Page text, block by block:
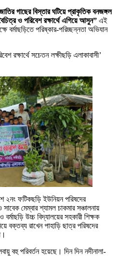
গাছের বিস্তার ঘটিয়ে প্রাকৃতিক বনজঙ্গল
ও পরিবেশ রক্ষার্থে এগিয়ে আসুন” এই
বর্মাছড়িতে পরিষ্কার-পরিচ্ছন্নতা অভিযান
সচেতন লক্ষীছড়ি এলাকাবাসী’
২নং ফটিকছড়ি ইউনিয়ন পরিষদের
মেম্বার শ্যামল চাকমার সঞ্চালনায়
উচ্চ বিদ্যালয়ের সহকারী শিক্ষক
বক্তব্য রাখেন পাহাড়ি ছাত্র পরিষদের
বহু পরিবর্তন হয়েছে। দিন দিন নদীনালা-